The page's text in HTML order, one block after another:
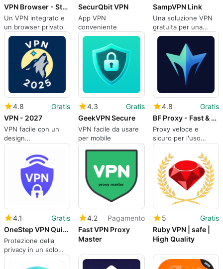
VPN Browser - Stay Private
Un VPN integrato e
un browser privato
SecurQbit VPN
App VPN
conveniente
SampVPN Link
Una soluzione VPN
gratuita per una
protezione online di
4.8
Gratis
VPN - 2027
VPN facile con un
design
dell'interfaccia pulito
4.3
Gratis
GeekVPN Secure
VPN facile da usare
per mobile
4.8
Gratis
BF Proxy - Fast & Secure VPN
Proxy veloce e
sicuro per l'uso
quotidiano di
Internet
4.1
Gratis
OneStep VPN Quick
Protezione della
privacy in un solo
passaggio con
4.2
Pagamento
Fast VPN Proxy
Master
5
Gratis
Ruby VPN | safe |
High Quality